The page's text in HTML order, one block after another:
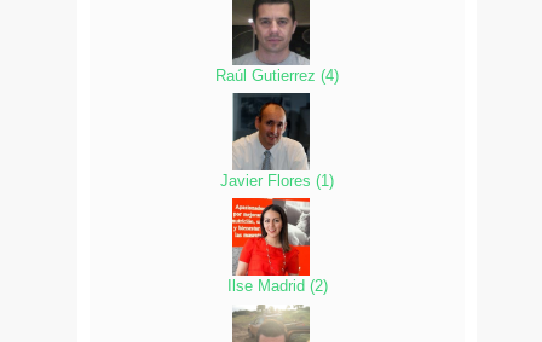
Raúl Gutierrez (4)
Javier Flores (1)
Ilse Madrid (2)